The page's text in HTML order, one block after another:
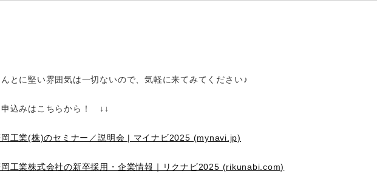
とに堅い雰囲気は一切ないので、気軽に来てみてください♪
申込みはこちらから！ ↓↓
工業(株)のセミナー／説明会 | マイナビ2025 (mynavi.jp)
工業株式会社の新卒採用・企業情報｜リクナビ2025 (rikunabi.com)